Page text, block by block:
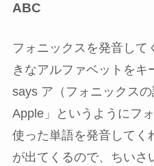
ABC
フォニックスを発音して
きなアルファベットをキ
says ア（フォニックスの
Apple」というようにフ
使った単語を発音してく
が出てくるので、ちいさ